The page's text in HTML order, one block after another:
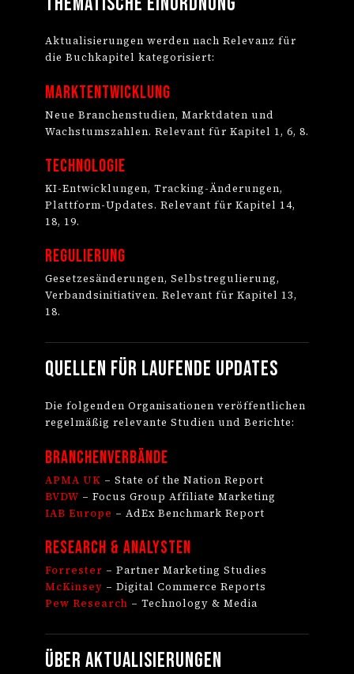
Aktualisierungen werden nach Relevanz für
die Buchkapitel kategorisiert:
Marktentwicklung
Neue Branchenstudien, Marktdaten und
Wachstumszahlen. Relevant für Kapitel 1, 6, 8.
Technologie
KI-Entwicklungen, Tracking-Änderungen,
Plattform-Updates. Relevant für Kapitel 14,
18, 19.
Regulierung
Gesetzesänderungen, Selbstregulierung,
Verbandsinitiativen. Relevant für Kapitel 13,
18.
Quellen für laufende Updates
Die folgenden Organisationen veröffentlichen
regelmäßig relevante Studien und Berichte:
Branchenverbände
APMA UK – State of the Nation Report
BVDW – Focus Group Affiliate Marketing
IAB Europe – AdEx Benchmark Report
Research & Analysten
Forrester – Partner Marketing Studies
McKinsey – Digital Commerce Reports
Pew Research – Technology & Media
Über Aktualisierungen